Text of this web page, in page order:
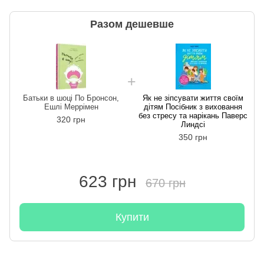
Разом дешевше
Батьки в шоці По Бронсон,
Ешлі Меррімен
320 грн
Як не зіпсувати життя своїм
дітям Посібник з виховання
без стресу та нарікань Паверс
Линдсі
350 грн
623 грн 670 грн
Купити